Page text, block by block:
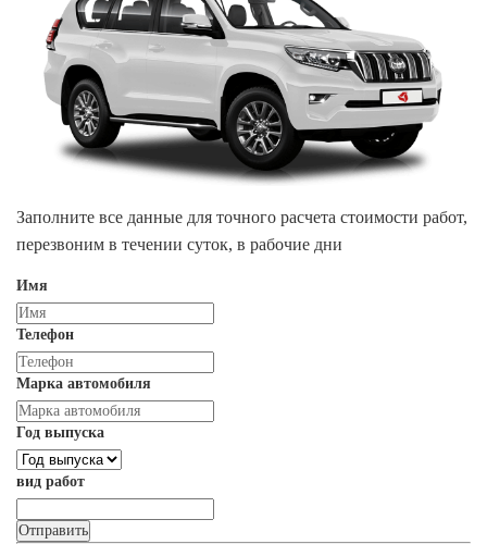
Заполните все данные для точного расчета стоимости работ,
перезвоним в течении суток, в рабочие дни
Имя
Телефон
Марка автомобиля
Год выпуска
вид работ